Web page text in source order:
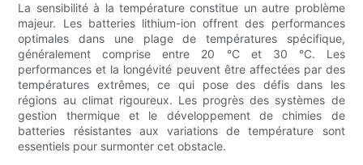
La sensibilité à la température constitue un autre problème
majeur. Les batteries lithium-ion offrent des performances
optimales dans une plage de températures spécifique,
généralement comprise entre 20 °C et 30 °C. Les
performances et la longévité peuvent être affectées par des
températures extrêmes, ce qui pose des défis dans les
régions au climat rigoureux. Les progrès des systèmes de
gestion thermique et le développement de chimies de
batteries résistantes aux variations de température sont
essentiels pour surmonter cet obstacle.